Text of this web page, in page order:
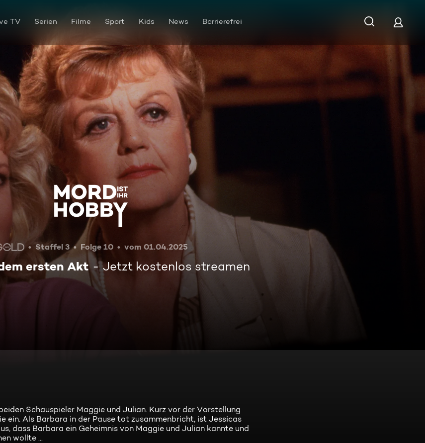
TV Serien Filme Sport Kids News Barrierefrei
Mord nach dem ersten Akt
Staffel 3 Folge 10 vom 01.04.2025
ersten Akt Jetzt kostenlos streamen
Schauspieler Maggie und Julian. Kurz vor der Vorstellung
ein. Als Barbara in der Pause tot zusammenbricht, ist Jessicas
dass Barbara ein Geheimnis von Maggie und Julian kannte und
wollte ...